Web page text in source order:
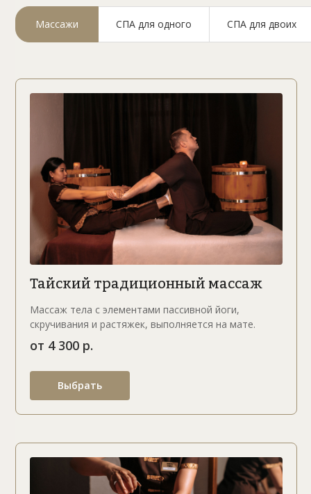
Мой Тай
метро Котельники
Массажи СПА для одного СПА для двоих
Тайский традиционный массаж
Массаж тела с элементами пассивной йоги,
скручивания и растяжек, выполняется на мате.
от 4 300 р.
Выбрать